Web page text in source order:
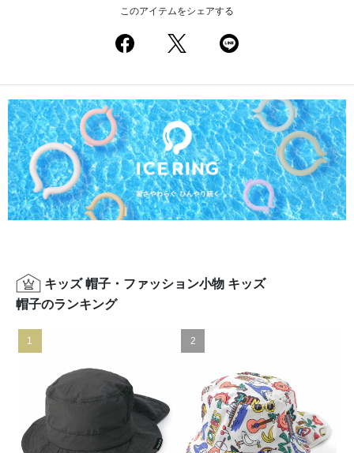
このアイテムをシェアする
キッズ 帽子・ファッション小物 キッズ
帽子のランキング
1 2